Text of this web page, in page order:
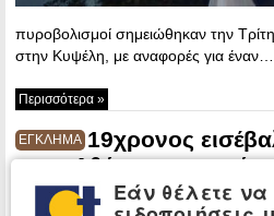
πυροβολισμοί σημειώθηκαν την
στην Κυψέλη, με αναφορές για έναν…
Περισσότερα »
ΕΓΚΛΗΜΑ 19χρονος
στην Αθήνα με σφυρί
Τραυμάτισε τον
Εάν θέλετε